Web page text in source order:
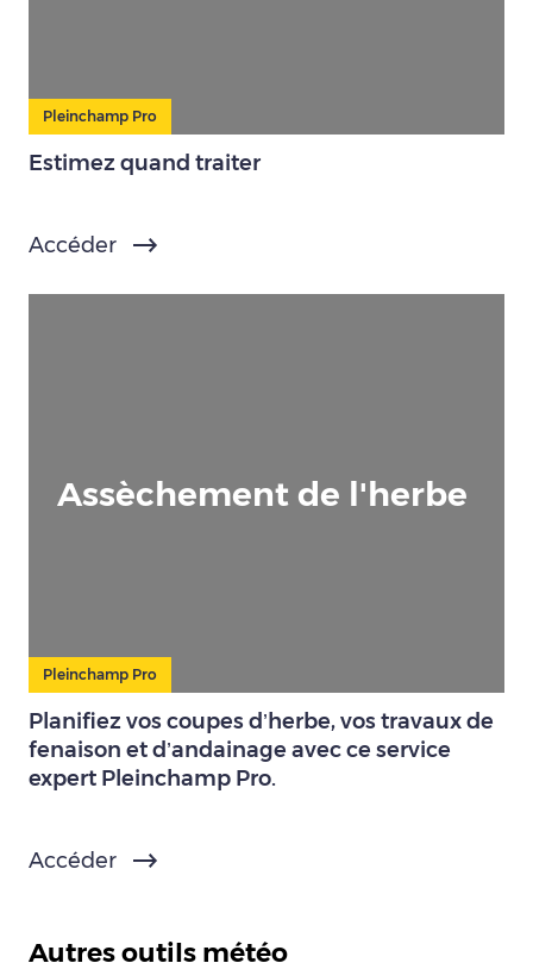
Pleinchamp Pro
Estimez quand traiter
Accéder
Assèchement de l'herbe
Pleinchamp Pro
Planifiez vos coupes d’herbe, vos travaux de
fenaison et d’andainage avec ce service
expert Pleinchamp Pro.
Accéder
Autres outils météo